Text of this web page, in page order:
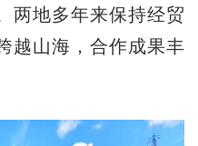
两地多年来保持经贸
越山海，合作成果丰